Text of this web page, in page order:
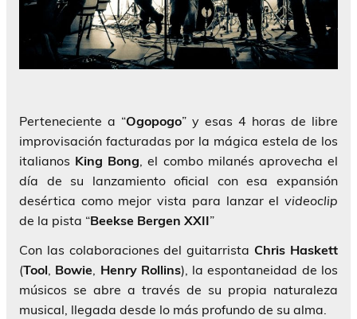
Perteneciente a “Ogopogo” y esas 4 horas de libre
improvisación facturadas por la mágica estela de los
italianos King Bong, el combo milanés aprovecha el
día de su lanzamiento oficial con esa expansión
desértica como mejor vista para lanzar el videoclip
de la pista “Beekse Bergen XXII”
Con las colaboraciones del guitarristaChris Haskett
(Tool, Bowie, Henry Rollins), la espontaneidad de los
músicos se abre a través de su propia naturaleza
musical, llegada desde lo más profundo de su alma.